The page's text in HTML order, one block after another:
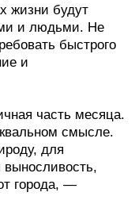
жизни будут
и людьми. Не
быстрого
и
часть месяца.
смысле.
для
города, —